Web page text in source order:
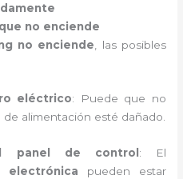
no enciende
no enciende , las posibles
eléctrico: Puede que no
de alimentación esté dañado.
panel de control : El
electrónica pueden estar